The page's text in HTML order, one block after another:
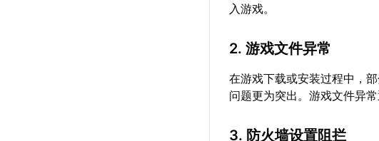
入游戏。
2. 游戏文件异常
在游戏下载或安装过程中，
问题更为突出。游戏文件异
3. 防火墙设置阻拦